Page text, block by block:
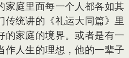
家庭里面每一个人都各如其
传统讲的《礼运大同篇》里
的家庭的境界。或者是有一
作人生的理想，他的一辈子